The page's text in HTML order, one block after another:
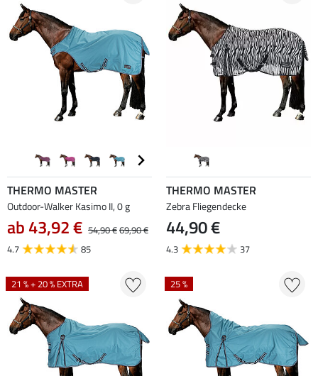
THERMO MASTER
Outdoor-Walker Kasimo II, 0 g
ab 43,92 € 54,90 €69,90 €
4.7
85
THERMO MASTER
Zebra Fliegendecke
44,90 €
4.3 37
21 % + 20 % EXTRA 25 %